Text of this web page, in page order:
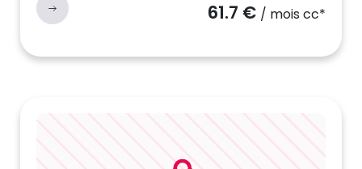
61.7 € / mois cc*